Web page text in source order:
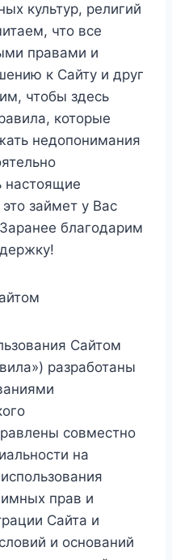
культур, религий
что все
правами и
к Cайту и друг
чтобы здесь
которые
недопонимания
настоящие
займет у Вас
благодарим
Сайтом
разработаны
совместно
на
прав и
Сайта и
и оснований